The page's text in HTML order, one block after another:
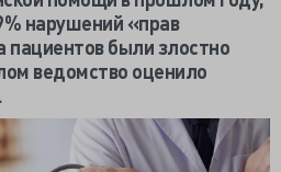
нарушений «прав
пациентов были злостно
ведомство оценило